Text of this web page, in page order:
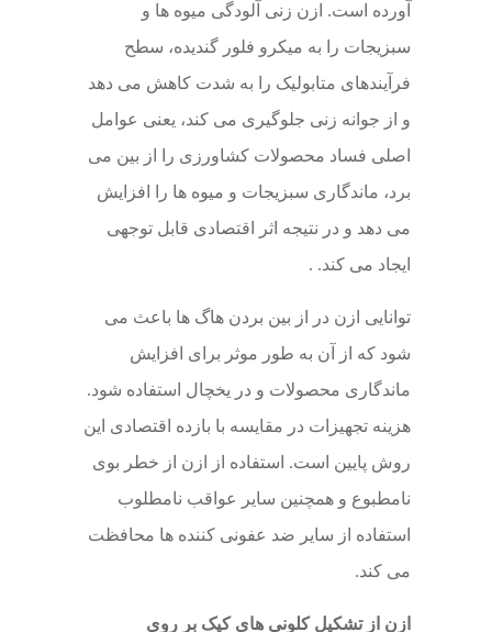
آورده است. ازن زنی آلودگی میوه ها و
سبزیجات را به میکرو فلور گندیده، سطح
فرآیندهای متابولیک را به شدت کاهش می دهد
و از جوانه زنی جلوگیری می کند، یعنی عوامل
اصلی فساد محصولات کشاورزی را از بین می
برد، ماندگاری سبزیجات و میوه ها را افزایش
می دهد و در نتیجه اثر اقتصادی قابل توجهی
ایجاد می کند. .
توانایی ازن در از بین بردن هاگ ها باعث می
شود که از آن به طور موثر برای افزایش
ماندگاری محصولات و در یخچال استفاده شود.
هزینه تجهیزات در مقایسه با بازده اقتصادی این
روش پایین است. استفاده از ازن از خطر بوی
نامطبوع و همچنین سایر عواقب نامطلوب
استفاده از سایر ضد عفونی کننده ها محافظت
می کند.
ازن از تشکیل کلونی های کپک بر روی